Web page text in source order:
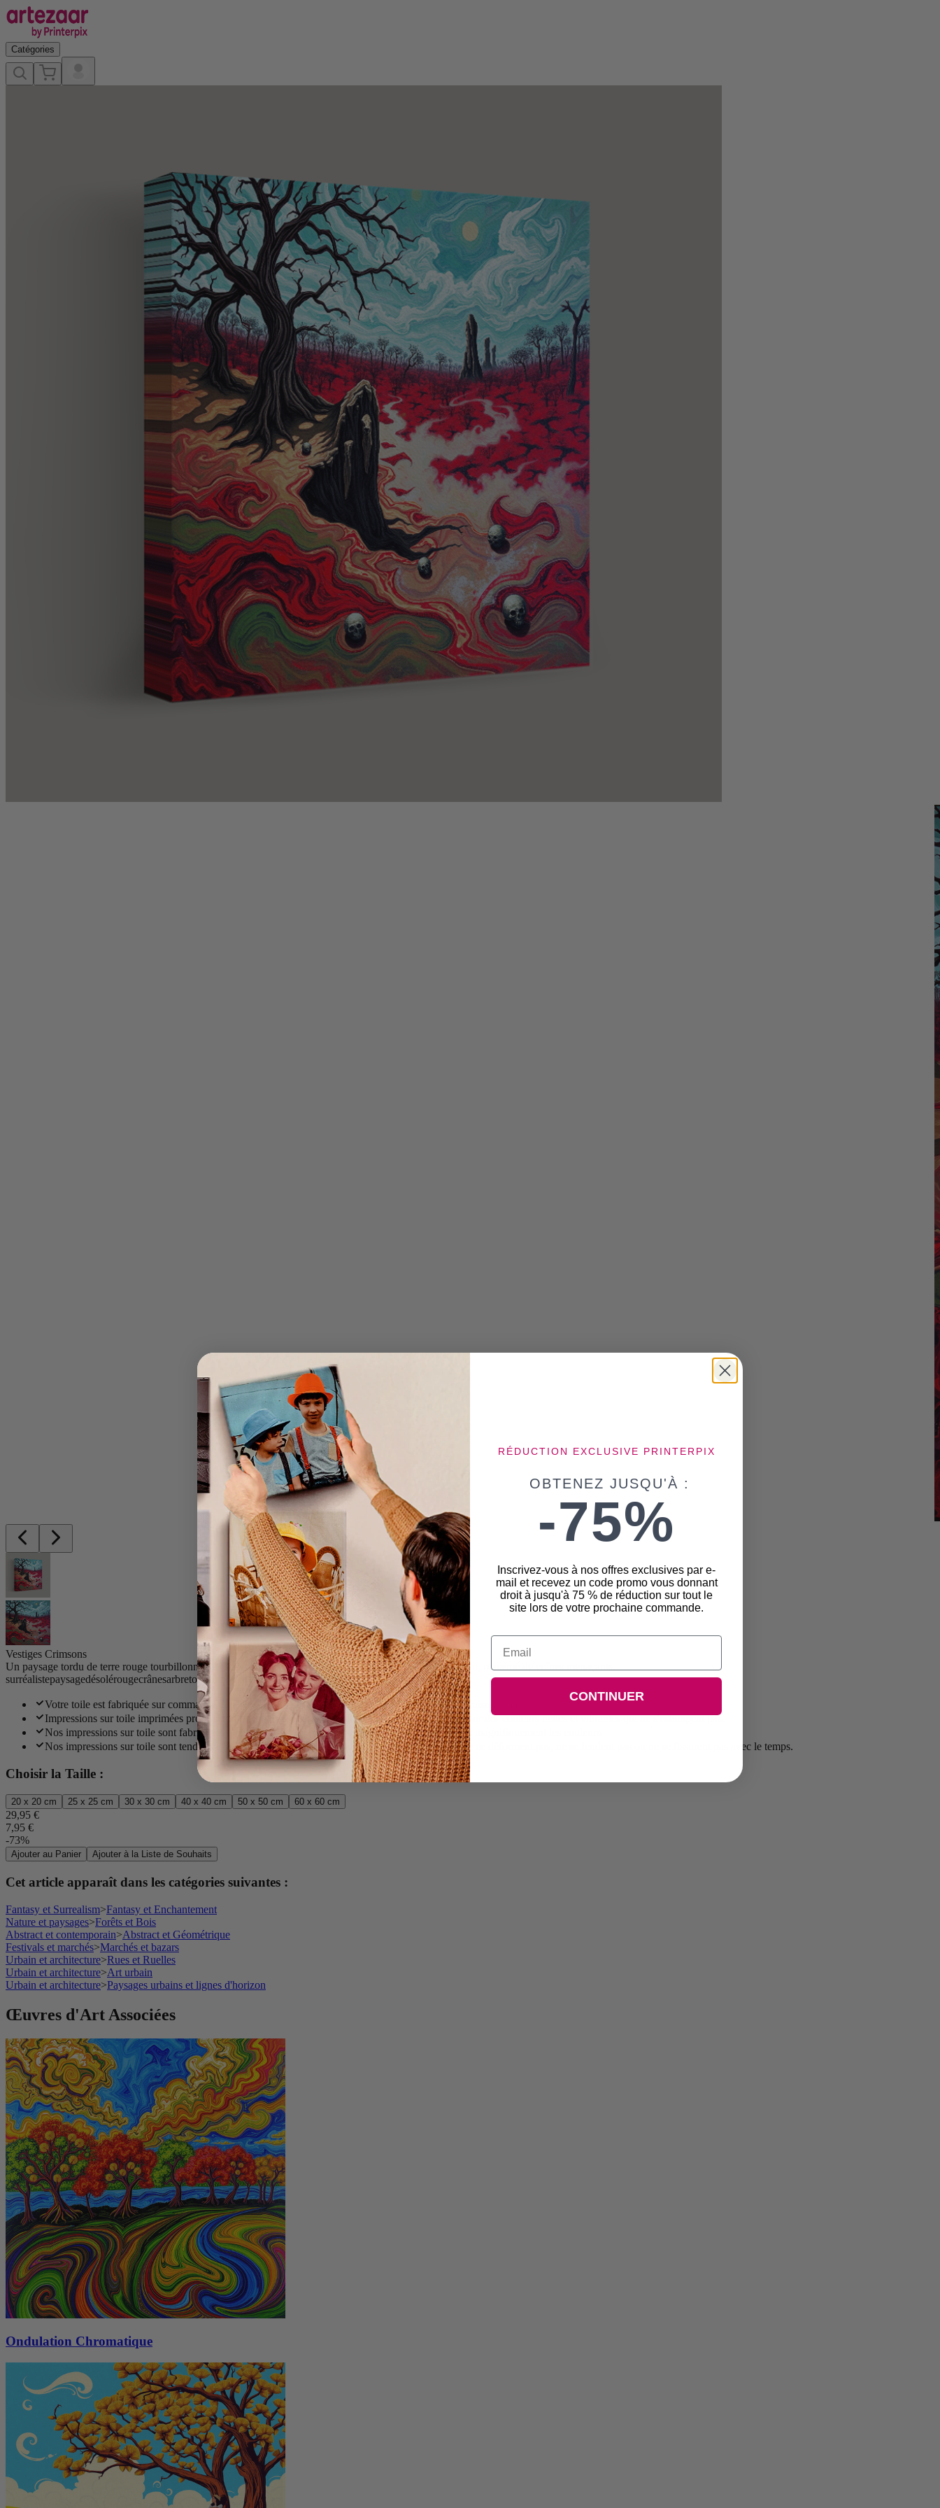
Catégories
Vestiges Crimsons
Un paysage tordu de terre rouge tourbillonnante accueille de solitaires arbres dénudés sous un ciel turbulent, parsemé de crânes menaçants.
surréalistepaysagedésolérougecrânesarbretourbillonnant ciel
Votre toile est fabriquée sur commande dans notre studio et livrée sous 6 jours ouvrables avec livraison rapide.
Impressions sur toile imprimées professionnellement en utilisant des encres résistantes aux UV pour des couleurs nettes et vibrantes qui ne s'estompent pas.
Nos impressions sur toile sont fabriquées à partir d'un mélange durable de polycotton qui absorbe magnifiquement les couleurs.
Nos impressions sur toile sont tendues à la main sur un épais cadre en pin, garantissant qu'elles ne se déforment pas, ne se fendent pas ou ne se fissurent pas avec le temps.
Choisir la Taille :
20 x 20 cm 25 x 25 cm 30 x 30 cm 40 x 40 cm 50 x 50 cm 60 x 60 cm
29,95 €
7,95 €
-73%
Ajouter au Panier Ajouter à la Liste de Souhaits
Cet article apparaît dans les catégories suivantes :
Fantasy et Surrealism>Fantasy et Enchantement
Nature et paysages>Forêts et Bois
Abstract et contemporain>Abstract et Géométrique
Festivals et marchés>Marchés et bazars
Urbain et architecture>Rues et Ruelles
Urbain et architecture>Art urbain
Urbain et architecture>Paysages urbains et lignes d'horizon
Œuvres d'Art Associées
Ondulation Chromatique
RÉDUCTION EXCLUSIVE PRINTERPIX
OBTENEZ JUSQU'À :
-75%
Inscrivez-vous à nos offres exclusives par e-
mail et recevez un code promo vous donnant
droit à jusqu'à 75 % de réduction sur tout le
site lors de votre prochaine commande.
Email
CONTINUER